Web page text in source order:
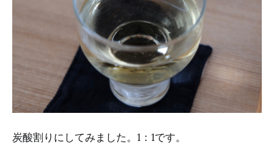
炭酸割りにしてみました。1：1です。